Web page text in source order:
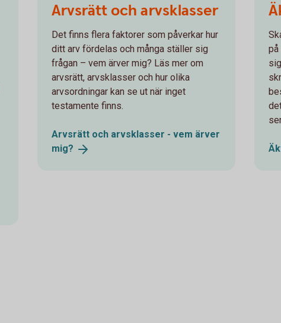
Arvsrätt och arvsklasser
Det finns flera faktorer som påverkar hur
ditt arv fördelas och många ställer sig
frågan – vem ärver mig? Läs mer om
arvsrätt, arvsklasser och hur olika
arvsordningar kan se ut när inget
testamente finns.
Arvsrätt och arvsklasser - vem ärver
mig?
på